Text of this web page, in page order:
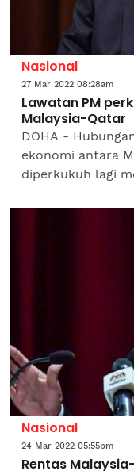
Nasional
27 Mar 2022 08:28am
Lawatan PM
Malaysia-Qatar
DOHA -
ekonomi antara
diperkukuh lagi
ke Qatar
Nasional
24 Mar 2022 05:55pm
Rentas